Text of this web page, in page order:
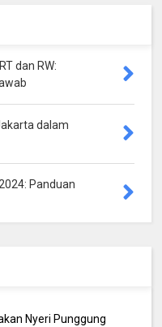
dan RW:
dalam
Panduan
Nyeri Punggung